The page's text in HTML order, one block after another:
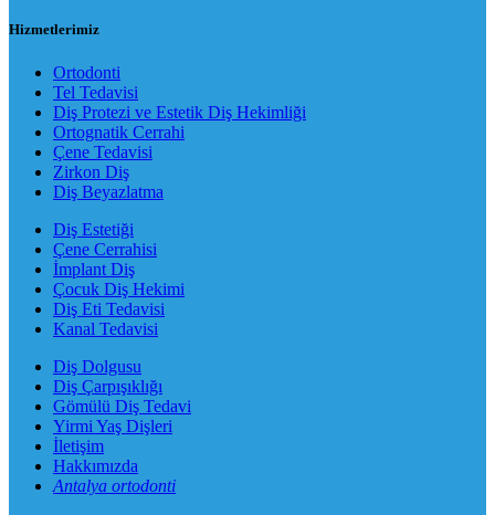
Hizmetlerimiz
Ortodonti
Tel Tedavisi
Diş Protezi ve Estetik Diş Hekimliği
Ortognatik Cerrahi
Çene Tedavisi
Zirkon Diş
Diş Beyazlatma
Diş Estetiği
Çene Cerrahisi
İmplant Diş
Çocuk Diş Hekimi
Diş Eti Tedavisi
Kanal Tedavisi
Diş Dolgusu
Diş Çarpışıklığı
Gömülü Diş Tedavi
Yirmi Yaş Dişleri
İletişim
Hakkımızda
Antalya ortodonti